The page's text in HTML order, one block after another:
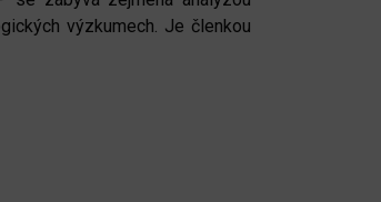
výzkumech. Je členkou